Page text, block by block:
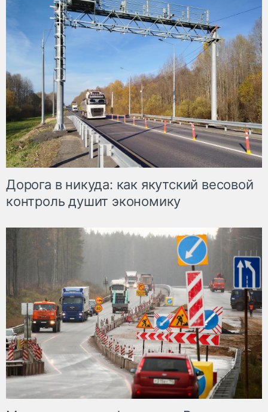
Дорога в никуда: как якутский весовой
контроль душит экономику